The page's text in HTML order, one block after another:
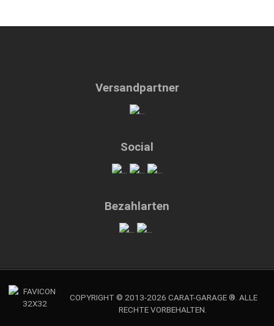
Versandpartner
Social
Bezahlarten
COPYRIGHT © 2013-2026 CARAT-GARAGE ®. ALLE
RECHTE VORBEHALTEN.